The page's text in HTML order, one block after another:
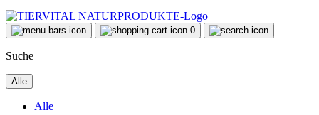
0
Suche
Alle
Alle